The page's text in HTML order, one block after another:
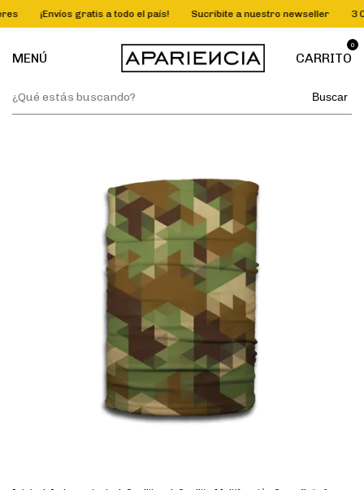
¡Envíos gratis a todo el país! Sucribite a nuestro newseller 3
MENÚ CARRITO
0
Buscar